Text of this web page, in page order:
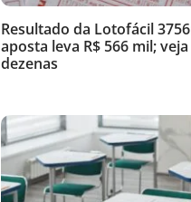
Resultado da Lotofácil
aposta leva R$ 566 mil; veja
dezenas